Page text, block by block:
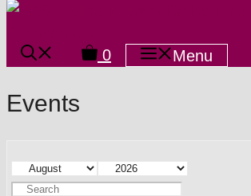
0 Menu
Events